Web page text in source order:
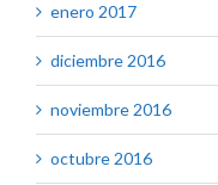
enero 2017
diciembre 2016
noviembre 2016
octubre 2016